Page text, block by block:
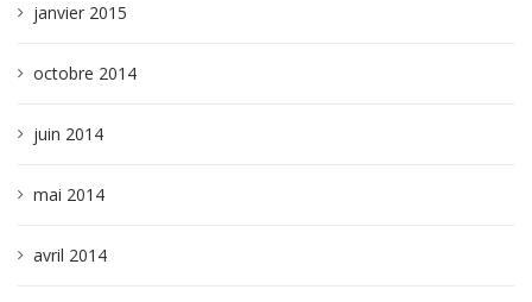
janvier 2015
octobre 2014
juin 2014
mai 2014
avril 2014